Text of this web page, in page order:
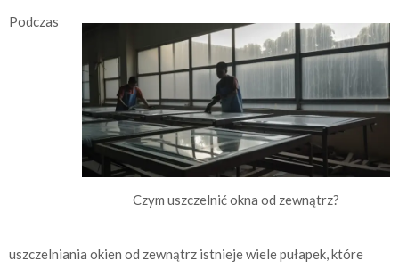
Czym uszczelnić okna od zewnątrz?
Podczas
uszczelniania okien od zewnątrz istnieje wiele pułapek, które